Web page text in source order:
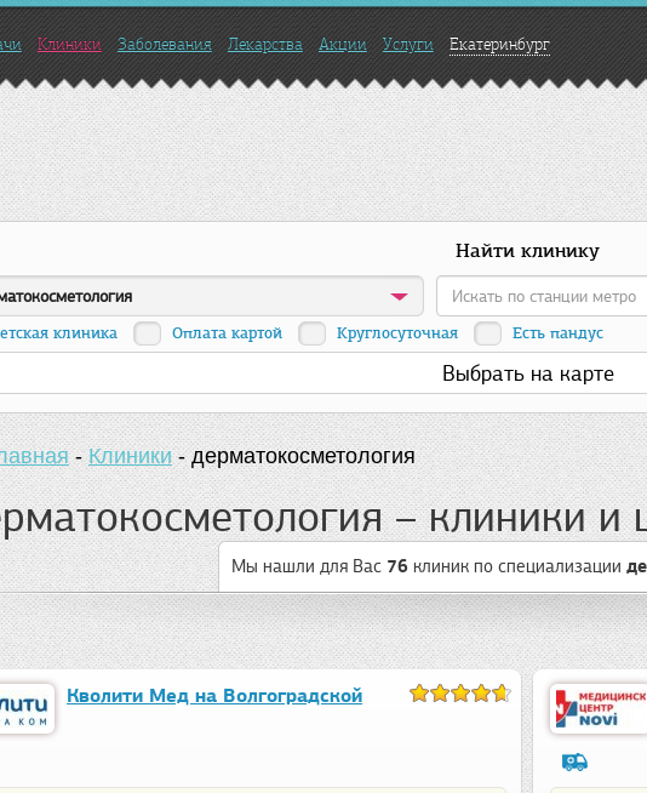
Клиники Заболевания Лекарства Акции Услуги Екатеринбург
Найти клинику
клиника Оплата картой Круглосуточная Есть пандус
Выбрать на карте
-Клиники-дерматокосметология
– клиники и
Мы нашли для Вас 76 клиник по специализации
Кволити Мед на Волгоградской